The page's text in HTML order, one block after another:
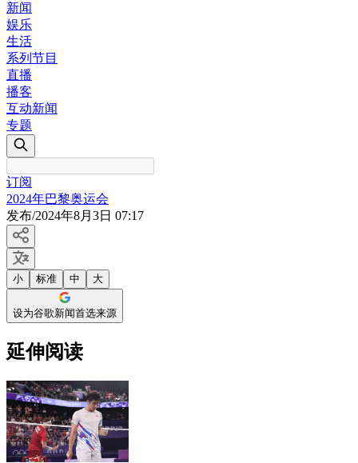
新闻
娱乐
生活
系列节目
直播
播客
互动新闻
专题
订阅
2024年巴黎奥运会
发布/2024年8月3日 07:17
小 标准 中 大
设为谷歌新闻首选来源
延伸阅读